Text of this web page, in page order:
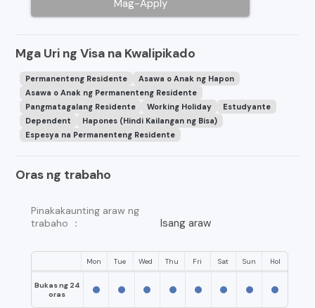
Mag-Apply
Mga Uri ng Visa na Kwalipikado
Permanenteng Residente
Asawa o Anak ng Hapon
Asawa o Anak ng Permanenteng Residente
Pangmatagalang Residente
Working Holiday
Estudyante
Dependent
Hapones (Hindi Kailangan ng Bisa)
Espesya na Permanenteng Residente
Oras ng trabaho
Pinakakaunting araw ng
trabaho ：
Isang araw
Mon Tue Wed Thu Fri Sat Sun Hol
Bukas ng 24
oras